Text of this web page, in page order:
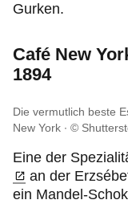
Gurken.
Café New
1894
Die vermutlich beste
New York
©
Eine der
an der
ein Mandel-